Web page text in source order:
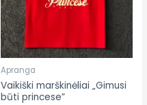
Apranga
Vaikiški marškinėliai „Gimusi
būti princese”